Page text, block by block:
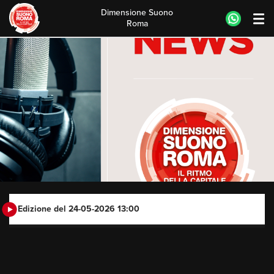
Skip
to
content
Dimensione Suono
Roma
Edizione del 24-05-2026 13:00